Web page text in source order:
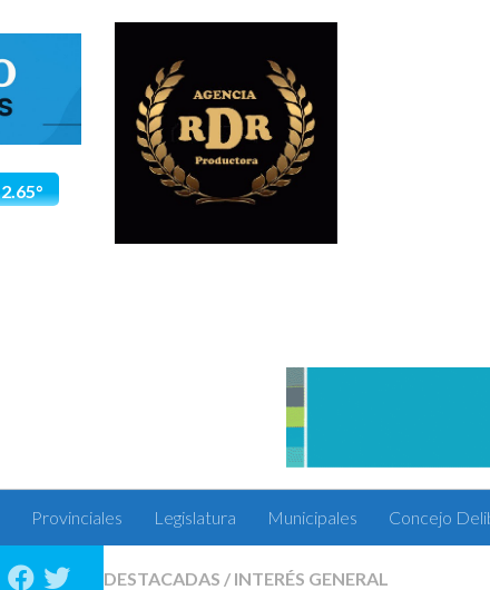
2.65°
Provinciales Legislatura Municipales Concejo
DESTACADAS / INTERÉS GENERAL